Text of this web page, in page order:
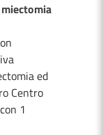
ed
Centro
1